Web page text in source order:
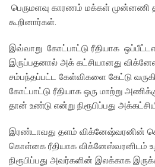
பெருமளவு காரணம் மக்கள்
கூறினார்கள்.
இவ்வாறு கோட்பாட்டு ரீதியாக
இருப்பதனால் அக் கட்சியானது
சம்பந்தப்பட்ட கேள்விகளை கேட்டு
கோட்பாட்டு ரீதியாக ஒரு மாற்று
தான் உண்டு என்று நிரூபிப்பது
இரண்டாவது தளம் விக்னேஷ்வரனின்
கொள்கை ரீதியாக விக்னேஸ்வரனிடம்
நிரூபிப்பது அவர்களின் இலக்காக